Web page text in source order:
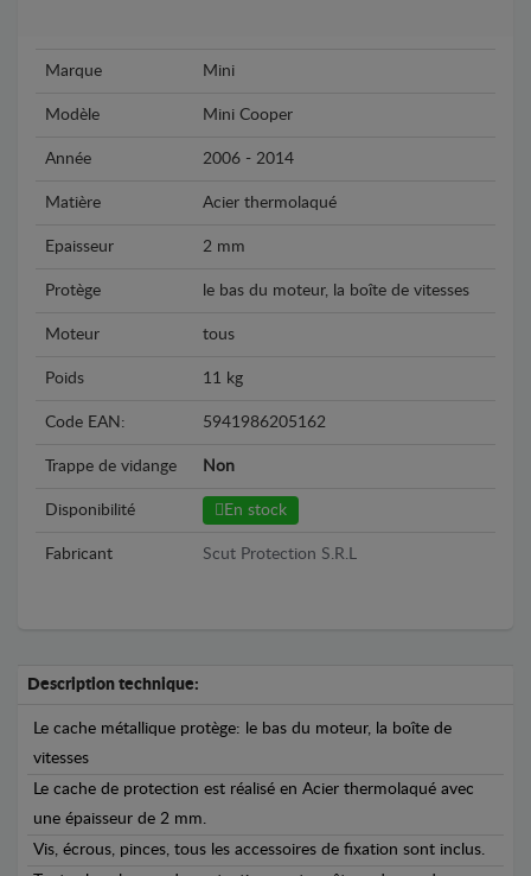
Marque Mini
Modèle Mini Cooper
Année 2006 - 2014
Matière Acier thermolaqué
Epaisseur 2 mm
Protège le bas du moteur, la boîte de vitesses
Moteur tous
Poids 11 kg
Code EAN: 5941986205162
Trappe de vidange Non
Disponibilité En stock
Fabricant Scut Protection S.R.L
Description technique:
Le cache métallique protège: le bas du moteur, la boîte de
vitesses
Le cache de protection est réalisé en Acier thermolaqué avec
une épaisseur de 2 mm.
Vis, écrous, pinces, tous les accessoires de fixation sont inclus.